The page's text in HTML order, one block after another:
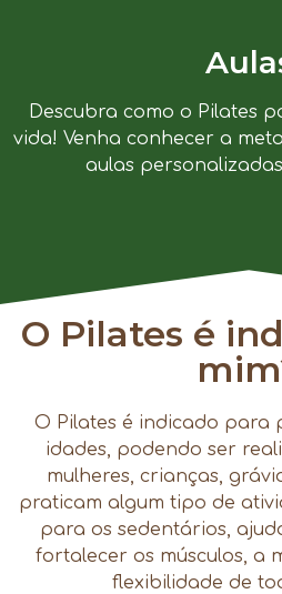
Descubra como o Pilates
vida! Venha conhecer a
aulas
O Pilates é
O Pilates é indicado para
idades, podendo ser
mulheres, crianças,
praticam algum tipo de
para os sedentários,
fortalecer os músculos, a
flexibilidade de